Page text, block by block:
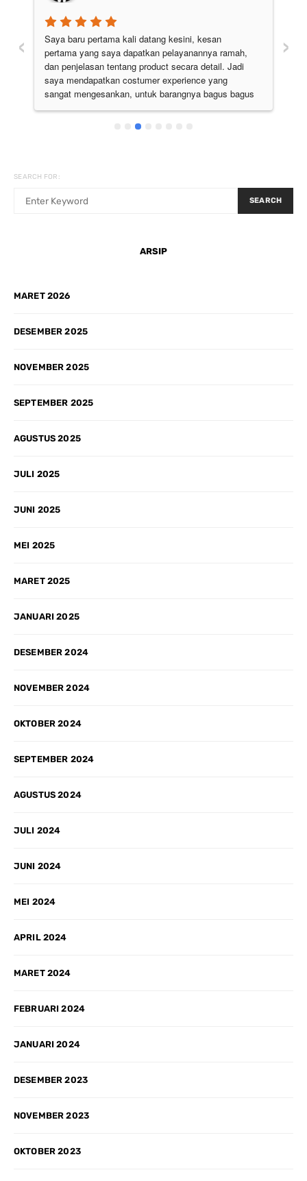
Saya baru pertama kali datang kesini, kesan
pertama yang saya dapatkan pelayanannya ramah,
dan penjelasan tentang product secara detail. Jadi
saya mendapatkan costumer experience yang
sangat mengesankan, untuk barangnya bagus bagus
semua. Pokoknya the best deh
‹ ›
SEARCH FOR:
SEARCH
ARSIP
MARET 2026
DESEMBER 2025
NOVEMBER 2025
SEPTEMBER 2025
AGUSTUS 2025
JULI 2025
JUNI 2025
MEI 2025
MARET 2025
JANUARI 2025
DESEMBER 2024
NOVEMBER 2024
OKTOBER 2024
SEPTEMBER 2024
AGUSTUS 2024
JULI 2024
JUNI 2024
MEI 2024
APRIL 2024
MARET 2024
FEBRUARI 2024
JANUARI 2024
DESEMBER 2023
NOVEMBER 2023
OKTOBER 2023